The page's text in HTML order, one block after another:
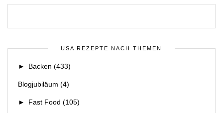
USA REZEPTE NACH THEMEN
► Backen (433)
Blogjubiläum (4)
► Fast Food (105)